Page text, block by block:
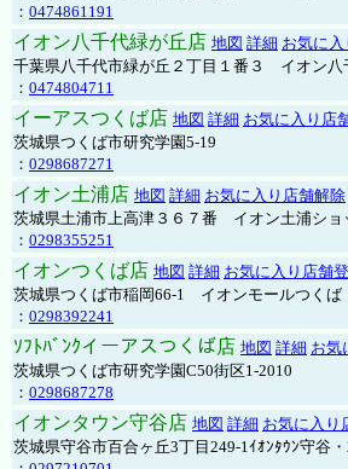
： 0474861191
イオン八千代緑が丘店 地図 詳細 お気に
千葉県八千代市緑が丘２丁目１番３ イオン八
： 0474804711
イーアスつくば店 地図 詳細 お気に入り店
茨城県つくば市研究学園5-19
： 0298687271
イオン土浦店 地図 詳細 お気に入り店舗解除
茨城県土浦市上高津３６７番 イオン土浦ショ
： 0298355251
イオンつくば店 地図 詳細 お気に入り店舗
茨城県つくば市稲岡66-1 イオンモールつく
： 0298392241
ｿﾌﾄﾊﾞﾝｸイーアスつくば店 地図 詳細 お気
茨城県つくば市研究学園C50街区1-2010
： 0298687278
イオンタウン守谷店 地図 詳細 お気に入り
茨城県守谷市百合ヶ丘3丁目249-1ｲｵﾝﾀｳﾝ守谷